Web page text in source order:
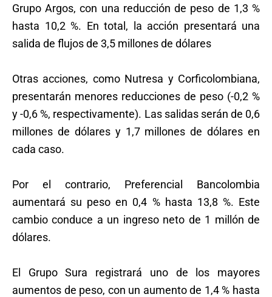
Grupo Argos, con una reducción de peso de 1,3 %
hasta 10,2 %. En total, la acción presentará una
salida de flujos de 3,5 millones de dólares
Otras acciones, como Nutresa y Corficolombiana,
presentarán menores reducciones de peso (-0,2 %
y -0,6 %, respectivamente). Las salidas serán de 0,6
millones de dólares y 1,7 millones de dólares en
cada caso.
Por el contrario, Preferencial Bancolombia
aumentará su peso en 0,4 % hasta 13,8 %. Este
cambio conduce a un ingreso neto de 1 millón de
dólares.
El Grupo Sura registrará uno de los mayores
aumentos de peso, con un aumento de 1,4 % hasta